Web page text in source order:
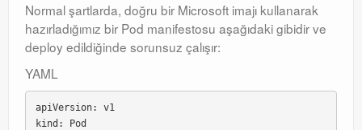
Normal şartlarda, doğru bir Microsoft imajı kullanarak
hazırladığımız bir Pod manifestosu aşağıdaki gibidir ve
deploy edildiğinde sorunsuz çalışır:
YAML
apiVersion: v1
kind: Pod